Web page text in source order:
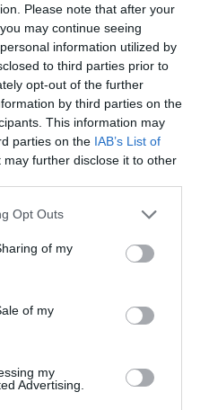
Please note that after your
may continue seeing
information utilized by
to third parties prior to
opt-out of the further
by third parties on the
This information may
parties on the IAB’s List of
may further disclose it to other
uses one or more Google
behaviour. You may click to
and its third-party tags to
purposes in below Google
Opt Outs
of my
of my
my
Advertising.
ενδιαφέρονται και άλλες
το κενό και να
Ανδρο μας και με άλλα νησιά!
Χώρα Κόρθι Μπατσί Γαύριο.
νομίζω, ξέρουμε οτι
όσων δουλεύουν. Απλά